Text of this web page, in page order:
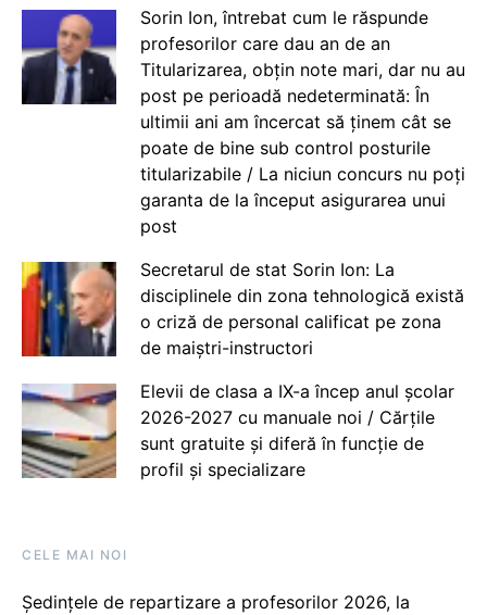
Sorin Ion, întrebat cum le răspunde
profesorilor care dau an de an
Titularizarea, obțin note mari, dar nu au
post pe perioadă nedeterminată: În
ultimii ani am încercat să ținem cât se
poate de bine sub control posturile
titularizabile / La niciun concurs nu poți
garanta de la început asigurarea unui
post
Secretarul de stat Sorin Ion: La
disciplinele din zona tehnologică există
o criză de personal calificat pe zona
de maiștri-instructori
Elevii de clasa a IX-a încep anul școlar
2026-2027 cu manuale noi / Cărțile
sunt gratuite și diferă în funcție de
profil și specializare
CELE MAI NOI
Ședințele de repartizare a profesorilor 2026, la